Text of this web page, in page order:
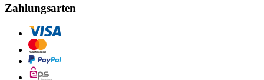
Zahlungsarten